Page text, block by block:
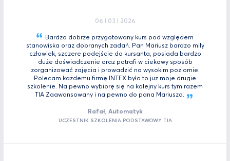
06 I 03 I 2026
Bardzo dobrze przygotowany kurs pod względem
stanowiska oraz dobranych zadań. Pan Mariusz bardzo miły
człowiek, szczere podejście do kursanta, posiada bardzo
duże doświadczenie oraz potrafi w ciekawy sposób
zorganizować zajęcia i prowadzić na wysokim poziomie.
Polecam każdemu firmę INTEX było to już moje drugie
szkolenie. Na pewno wybiorę się na kolejny kurs tym razem
TIA Zaawansowany i na pewno do pana Mariusza.
Rafał, Automatyk
UCZESTNIK SZKOLENIA PODSTAWOWY TIA